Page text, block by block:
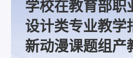
学校在教育部职
设计类专业教学
新动漫课题组产